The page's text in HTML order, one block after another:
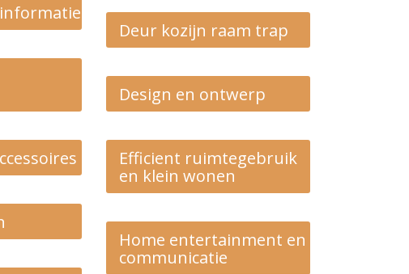
Deur kozijn raam trap
Design en ontwerp
Efficient ruimtegebruik
en klein wonen
Home entertainment en
communicatie